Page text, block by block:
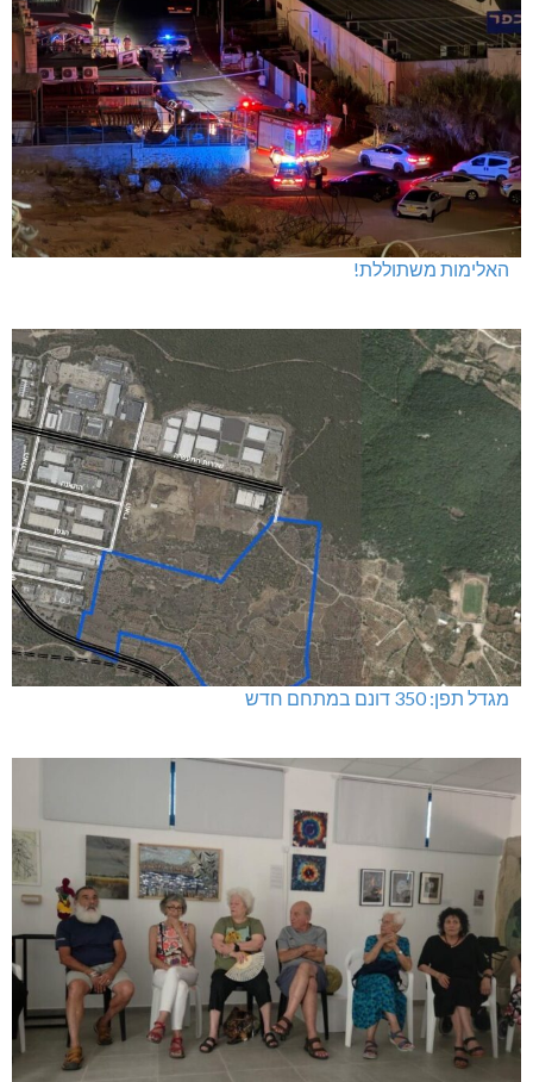
האלימות משתוללת!
מגדל תפן: 350 דונם במתחם חדש